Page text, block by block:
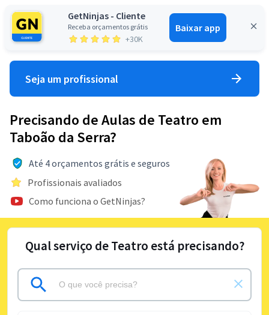
GetNinjas - Cliente
Receba orçamentos grátis
+30K
Baixar app
Entrar
Seja um profissional
Precisando de Aulas de Teatro em
Taboão da Serra?
Até 4 orçamentos grátis e seguros
Profissionais avaliados
Como funciona o GetNinjas?
Qual serviço de Teatro está precisando?